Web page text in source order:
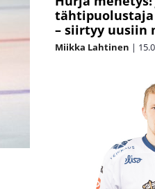
– siirtyy uusiin
Miikka Lahtinen |